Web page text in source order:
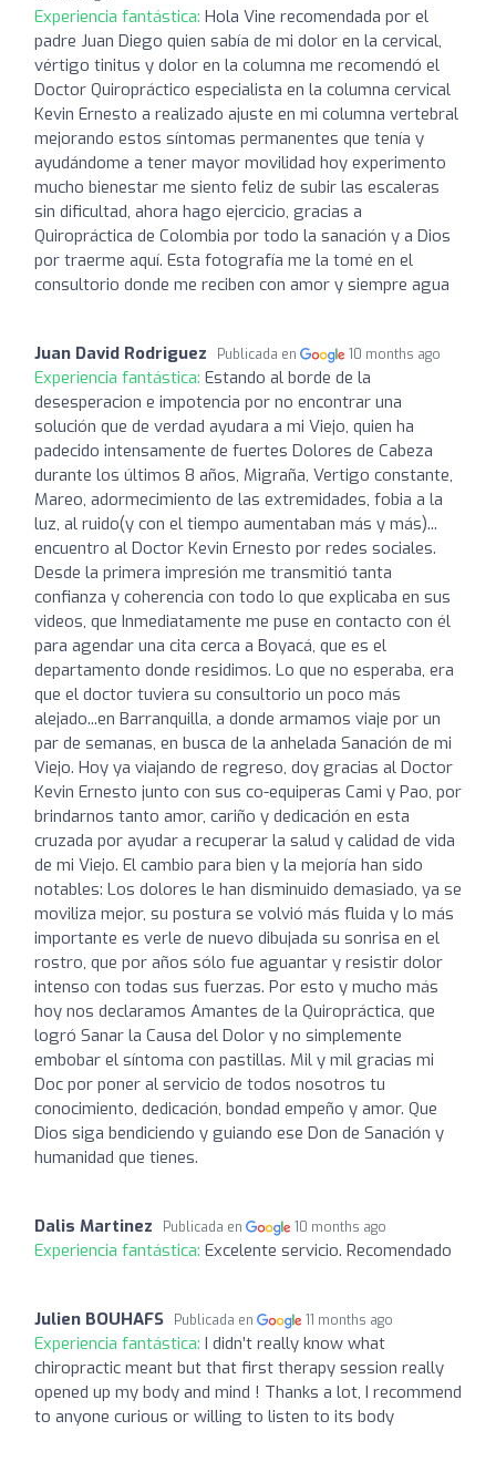
Experiencia fantástica: Hola Vine recomendada por el
padre Juan Diego quien sabía de mi dolor en la cervical,
vértigo tinitus y dolor en la columna me recomendó el
Doctor Quiropráctico especialista en la columna cervical
Kevin Ernesto a realizado ajuste en mi columna vertebral
mejorando estos síntomas permanentes que tenía y
ayudándome a tener mayor movilidad hoy experimento
mucho bienestar me siento feliz de subir las escaleras
sin dificultad, ahora hago ejercicio, gracias a
Quiropráctica de Colombia por todo la sanación y a Dios
por traerme aquí. Esta fotografía me la tomé en el
consultorio donde me reciben con amor y siempre agua
Juan David Rodriguez Publicada en 10 months ago
Experiencia fantástica: Estando al borde de la
desesperacion e impotencia por no encontrar una
solución que de verdad ayudara a mi Viejo, quien ha
padecido intensamente de fuertes Dolores de Cabeza
durante los últimos 8 años, Migraña, Vertigo constante,
Mareo, adormecimiento de las extremidades, fobia a la
luz, al ruido(y con el tiempo aumentaban más y más)...
encuentro al Doctor Kevin Ernesto por redes sociales.
Desde la primera impresión me transmitió tanta
confianza y coherencia con todo lo que explicaba en sus
videos, que Inmediatamente me puse en contacto con él
para agendar una cita cerca a Boyacá, que es el
departamento donde residimos. Lo que no esperaba, era
que el doctor tuviera su consultorio un poco más
alejado...en Barranquilla, a donde armamos viaje por un
par de semanas, en busca de la anhelada Sanación de mi
Viejo. Hoy ya viajando de regreso, doy gracias al Doctor
Kevin Ernesto junto con sus co-equiperas Cami y Pao, por
brindarnos tanto amor, cariño y dedicación en esta
cruzada por ayudar a recuperar la salud y calidad de vida
de mi Viejo. El cambio para bien y la mejoría han sido
notables: Los dolores le han disminuido demasiado, ya se
moviliza mejor, su postura se volvió más fluida y lo más
importante es verle de nuevo dibujada su sonrisa en el
rostro, que por años sólo fue aguantar y resistir dolor
intenso con todas sus fuerzas. Por esto y mucho más
hoy nos declaramos Amantes de la Quiropráctica, que
logró Sanar la Causa del Dolor y no simplemente
embobar el síntoma con pastillas. Mil y mil gracias mi
Doc por poner al servicio de todos nosotros tu
conocimiento, dedicación, bondad empeño y amor. Que
Dios siga bendiciendo y guiando ese Don de Sanación y
humanidad que tienes.
Dalis Martinez Publicada en 10 months ago
Experiencia fantástica: Excelente servicio. Recomendado
Julien BOUHAFS Publicada en 11 months ago
Experiencia fantástica: I didn’t really know what
chiropractic meant but that first therapy session really
opened up my body and mind ! Thanks a lot, I recommend
to anyone curious or willing to listen to its body